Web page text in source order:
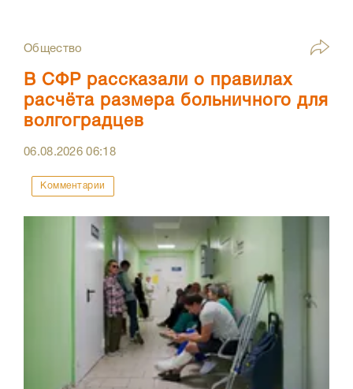
Общество
В СФР рассказали о правилах
расчёта размера больничного для
волгоградцев
06.08.202606:18
Комментарии